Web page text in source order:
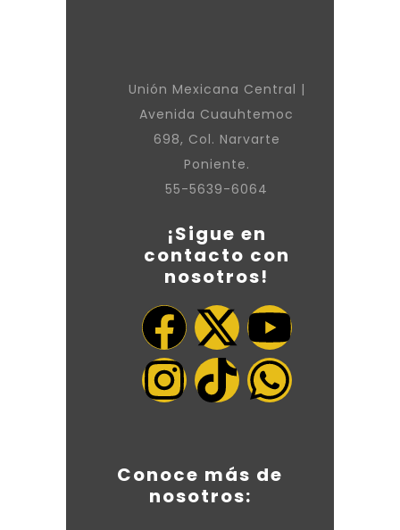
Unión Mexicana Central |
Avenida Cuauhtemoc
698, Col. Narvarte
Poniente.
55-5639-6064
¡Sigue en
contacto con
nosotros!
Conoce más de
nosotros: